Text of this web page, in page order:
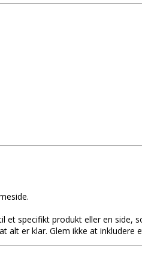
et specifikt produkt eller en side,
alt er klar. Glem ikke at inkludere